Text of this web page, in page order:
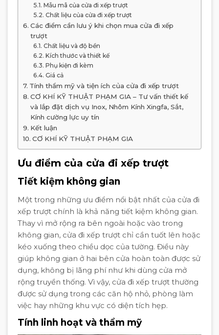
Mẫu mã của cửa đi xếp trượt
Chất liệu của cửa đi xếp trượt
Các điểm cần lưu ý khi chọn mua cửa đi xếp
trượt
Chất liệu và độ bền
Kích thước và thiết kế
Phụ kiện đi kèm
Giá cả
Tính thẩm mỹ và tiện ích của cửa đi xếp trượt
CƠ KHÍ KỸ THUẬT PHẠM GIA – Tư vấn thiết kế
và lắp đặt dịch vụ Inox, Nhôm Kính Xingfa, Sắt,
Kính cường lực uy tín
Kết luận
CƠ KHÍ KỸ THUẬT PHẠM GIA
Ưu điểm của cửa đi xếp trượt
Tiết kiệm không gian
Một trong những ưu điểm nổi bật nhất của cửa đi
xếp trượt chính là khả năng tiết kiệm không gian.
Thay vì mở rộng ra bên ngoài hoặc vào trong
không gian, cửa đi xếp trượt chỉ cần tuốt lên hoặc
kéo xuống theo chiều dọc của tường. Điều này
giúp không gian ở hai bên cửa hoàn toàn được sử
dụng, không bị lãng phí như khi dùng cửa mở
rộng truyền thống. Vì vậy, cửa đi xếp trượt thường
được sử dụng trong các căn hộ nhỏ, phòng làm
việc hay những khu vực có diện tích hẹp.
Tính linh hoạt và thẩm mỹ